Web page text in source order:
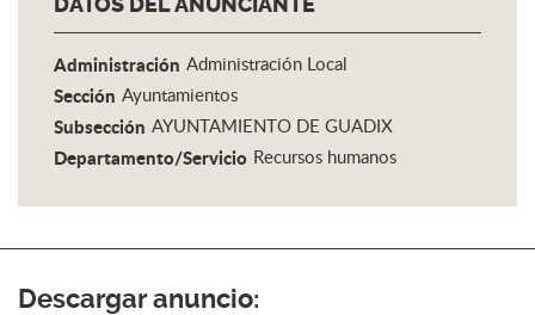
Administración Administración Local
Sección Ayuntamientos
Subsección AYUNTAMIENTO DE GUADIX
Departamento/Servicio Recursos humanos
Descargar anuncio: